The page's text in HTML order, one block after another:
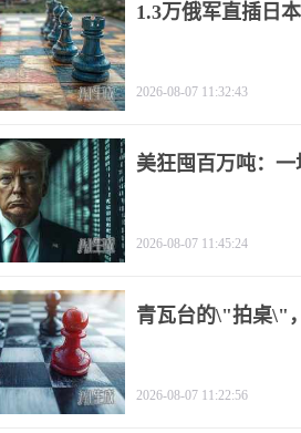
1.3万俄军直插日
2026-08-07 11:32:43
美狂囤百万吨：
2026-08-07 11:45:24
青瓦台的\"拍桌\"
2026-08-07 11:22:56